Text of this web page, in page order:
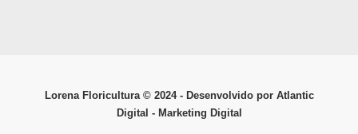
Lorena Floricultura © ­2024 - Desenvolvido por Atlantic
Digital - Marketing Digital